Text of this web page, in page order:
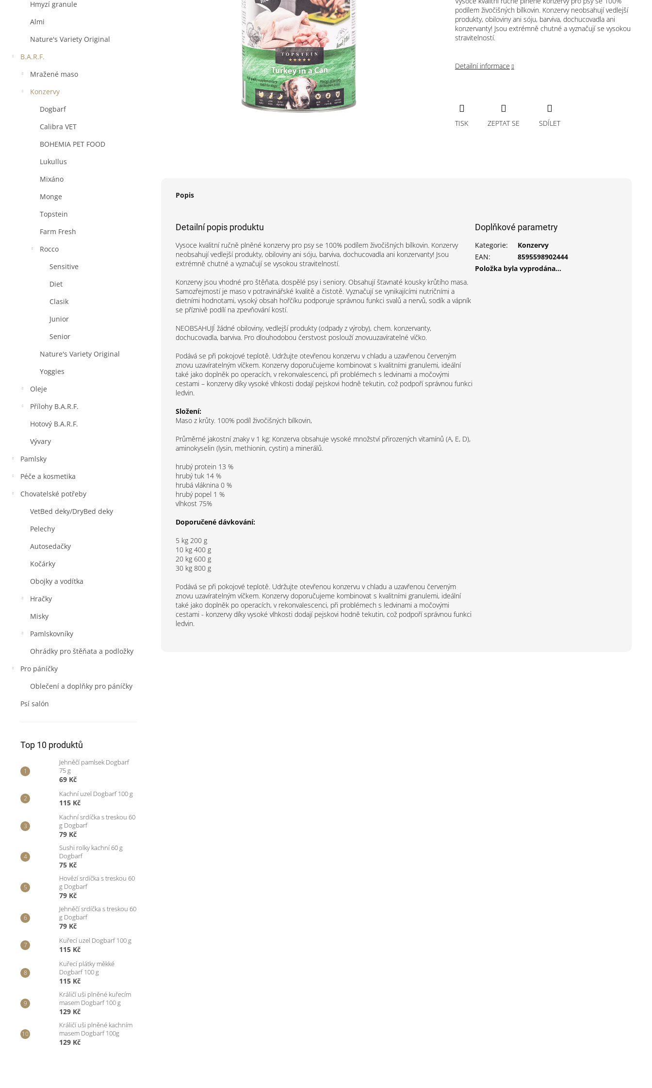
Hmyzí granule
Almi
Nature's Variety Original
B.A.R.F.
Mražené maso
Konzervy
Dogbarf
Calibra VET
BOHEMIA PET FOOD
Lukullus
Mixáno
Monge
Topstein
Farm Fresh
Rocco
Sensitive
Diet
Clasik
Junior
Senior
Nature's Variety Original
Yoggies
Oleje
Přílohy B.A.R.F.
Hotový B.A.R.F.
Vývary
Pamlsky
Péče a kosmetika
Chovatelské potřeby
VetBed deky/DryBed deky
Pelechy
Autosedačky
Kočárky
Obojky a vodítka
Hračky
Misky
Pamlskovníky
Ohrádky pro štěňata a podložky
Pro páníčky
Oblečení a doplňky pro páníčky
Psí salón
Top 10 produktů
Jehněčí pamlsek Dogbarf
75 g
69 Kč
Kachní uzel Dogbarf 100 g
115 Kč
Kachní srdíčka s treskou 60
g Dogbarf
79 Kč
Sushi rolky kachní 60 g
Dogbarf
75 Kč
Hovězí srdíčka s treskou 60
g Dogbarf
79 Kč
Jehněčí srdíčka s treskou 60
g Dogbarf
79 Kč
Kuřecí uzel Dogbarf 100 g
115 Kč
Kuřecí plátky měkké
Dogbarf 100 g
115 Kč
Králičí uši plněné kuřecím
masem Dogbarf 100 g
129 Kč
Králičí uši plněné kachním
masem Dogbarf 100g
129 Kč
podílem živočišných bílkovin. Konzervy neobsahují vedlejší
produkty, obiloviny ani sóju, barviva, dochucovadla ani
konzervanty! Jsou extrémně chutné a vyznačují se vysokou
stravitelností.
Detailní informace
TISK ZEPTAT SE SDÍLET
Popis
Detailní popis produktu
Vysoce kvalitní ručně plněné konzervy pro psy se 100% podílem živočišných bílkovin. Konzervy
neobsahují vedlejší produkty, obiloviny ani sóju, barviva, dochucovadla ani konzervanty! Jsou
extrémně chutné a vyznačují se vysokou stravitelností.
Konzervy jsou vhodné pro štěňata, dospělé psy i seniory. Obsahují šťavnaté kousky krůtího masa.
Samozřejmostí je maso v potravinářské kvalitě a čistotě. Vyznačují se vynikajícími nutričními a
dietními hodnotami, vysoký obsah hořčíku podporuje správnou funkci svalů a nervů, sodík a vápník
se příznivě podílí na zpevňování kostí.
NEOBSAHUJÍ žádné obiloviny, vedlejší produkty (odpady z výroby), chem. konzervanty,
dochucovadla, barviva. Pro dlouhodobou čerstvost poslouží znovuuzavíratelné víčko.
Podává se při pokojové teplotě. Udržujte otevřenou konzervu v chladu a uzavřenou červeným
znovu uzavíratelným víčkem. Konzervy doporučujeme kombinovat s kvalitními granulemi, ideální
také jako doplněk po operacích, v rekonvalescenci, při problémech s ledvinami a močovými
cestami – konzervy díky vysoké vlhkosti dodají pejskovi hodně tekutin, což podpoří správnou funkci
ledvin.
Složení:
Maso z krůty. 100% podíl živočišných bílkovin,
Průměrné jakostní znaky v 1 kg: Konzerva obsahuje vysoké množství přirozených vitamínů (A, E, D),
aminokyselin (lysin, methionin, cystin) a minerálů.
hrubý protein 13 %
hrubý tuk 14 %
hrubá vláknina 0 %
hrubý popel 1 %
vlhkost 75%
Doporučené dávkování:
5 kg 200 g
10 kg 400 g
20 kg 600 g
30 kg 800 g
Podává se při pokojové teplotě. Udržujte otevřenou konzervu v chladu a uzavřenou červeným
znovu uzavíratelným víčkem. Konzervy doporučujeme kombinovat s kvalitními granulemi, ideální
také jako doplněk po operacích, v rekonvalescenci, při problémech s ledvinami a močovými
cestami - konzervy díky vysoké vlhkosti dodají pejskovi hodně tekutin, což podpoří správnou funkci
ledvin.
Doplňkové parametry
Kategorie:
Konzervy
EAN:
8595598902444
Položka byla vyprodána…